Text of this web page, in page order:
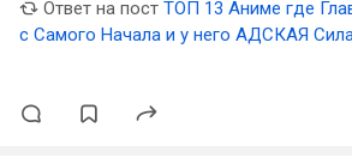
Ответ на пост ТОП 13 Аниме где
с Самого Начала и у него АДСКАЯ